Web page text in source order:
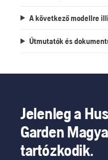
A következő modellre
Útmutatók és
Jelenleg a
Garden
tartózkodik.